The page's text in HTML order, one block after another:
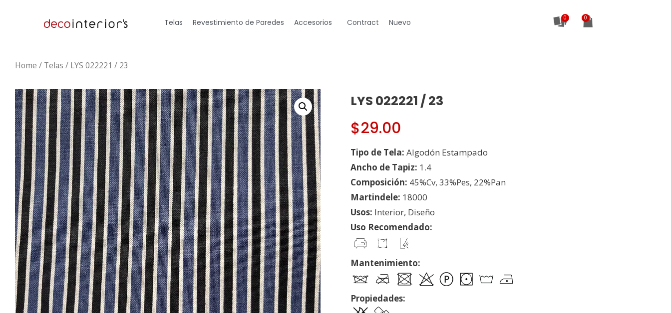
Telas Revestimiento de Paredes Accesorios Contract Nuevo 0
Home / Telas / LYS 022221 / 23
LYS 022221 / 23
$29.00
Tipo de Tela: Algodón Estampado
Ancho de Tapiz: 1.4
Composición: 45%Cv, 33%Pes, 22%Pan
Martindele: 18000
Usos: Interior, Diseño
Uso Recomendado:
Mantenimiento:
Propiedades: